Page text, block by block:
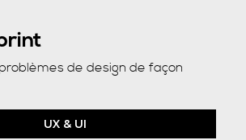
de design de façon
UX & UI